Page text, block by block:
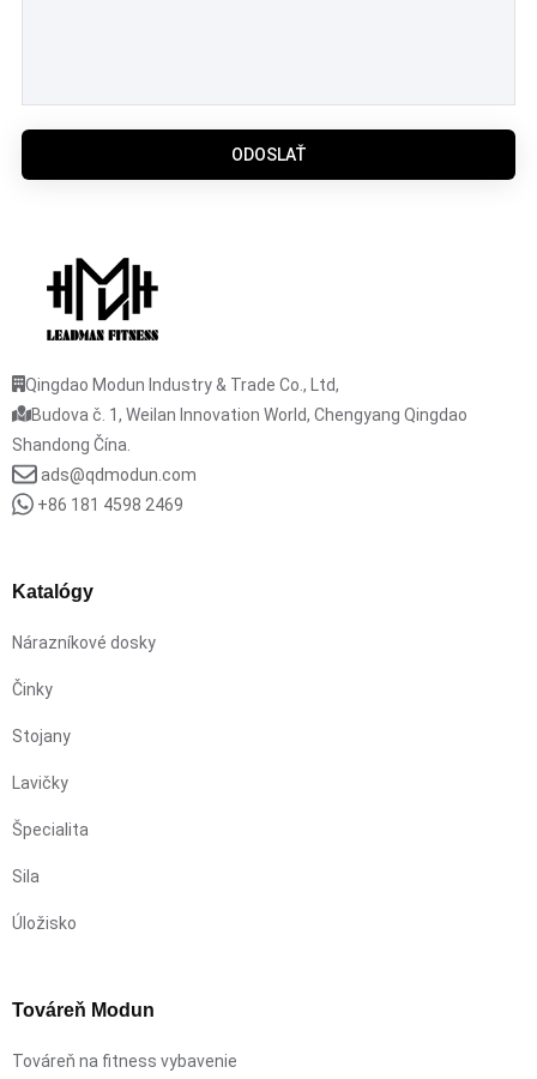
ODOSLAŤ
Qingdao Modun Industry & Trade Co., Ltd,
Budova č. 1, Weilan Innovation World, Chengyang Qingdao
Shandong Čína.
ads@qdmodun.com
+86 181 4598 2469
Katalógy
Nárazníkové dosky
Činky
Stojany
Lavičky
Špecialita
Sila
Úložisko
Továreň Modun
Továreň na fitness vybavenie